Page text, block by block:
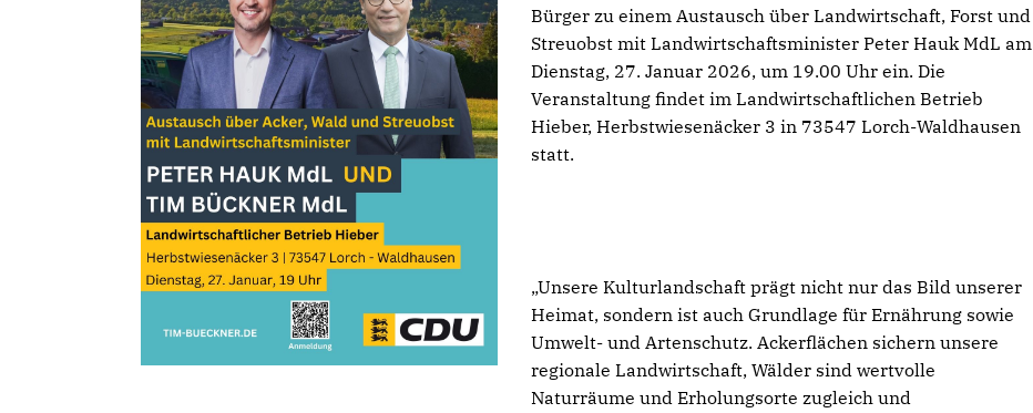
Bürger zu einem Austausch über Landwirtschaft, Forst und
Streuobst mit Landwirtschaftsminister Peter Hauk MdL am
Dienstag, 27. Januar 2026, um 19.00 Uhr ein. Die
Veranstaltung findet im Landwirtschaftlichen Betrieb
Hieber, Herbstwiesenäcker 3 in 73547 Lorch-Waldhausen
statt.
Unsere Kulturlandschaft prägt nicht nur das Bild unserer
Heimat, sondern ist auch Grundlage für Ernährung sowie
Umwelt- und Artenschutz. Ackerflächen sichern unsere
regionale Landwirtschaft, Wälder sind wertvolle
Naturräume und Erholungsorte zugleich und